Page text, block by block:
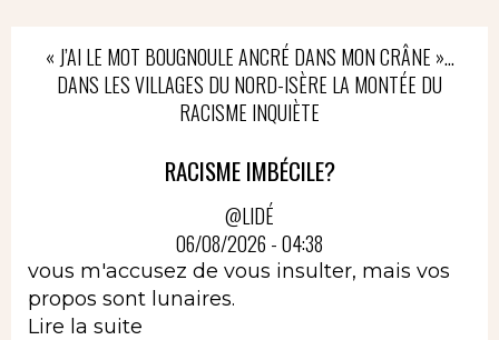
« J’AI LE MOT BOUGNOULE ANCRÉ DANS MON CRÂNE »…
DANS LES VILLAGES DU NORD-ISÈRE LA MONTÉE DU
RACISME INQUIÈTE
RACISME IMBÉCILE?
@LIDÉ
06/08/2026 - 04:38
vous m'accusez de vous insulter, mais vos
propos sont lunaires.
Lire la suite